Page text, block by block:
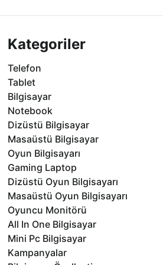
Kategoriler
Telefon
Tablet
Bilgisayar
Notebook
Dizüstü Bilgisayar
Masaüstü Bilgisayar
Oyun Bilgisayarı
Gaming Laptop
Dizüstü Oyun Bilgisayarı
Masaüstü Oyun Bilgisayarı
Oyuncu Monitörü
All In One Bilgisayar
Mini Pc Bilgisayar
Kampanyalar